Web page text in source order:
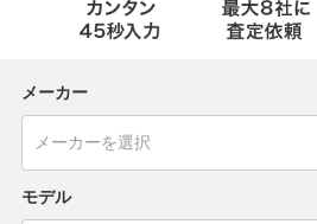
メーカー
モデル